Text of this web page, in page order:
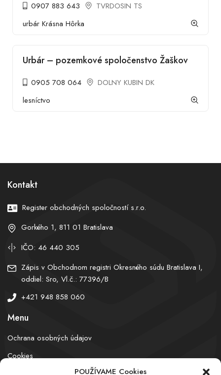
POUŽÍVAME Cookies
0907 883 643
TVRDOSIN TS
urbár Krásna Hôrka
Urbár – pozemkové spoločenstvo Žaškov
0905 708 064
DOLNY KUBIN DK
lesníctvo
Kontakt
Register obchodných spoločností s.r.o.
Gorkého 1, 811 01 Bratislava
IČO: 46 440 305
Zápis v Obchodnom registri Okresného súdu Bratislava I,
oddiel: Sro, Vl.č.: 77396/B
+421 948 858 060
Menu
Ochrana osobných údajov
Cookies